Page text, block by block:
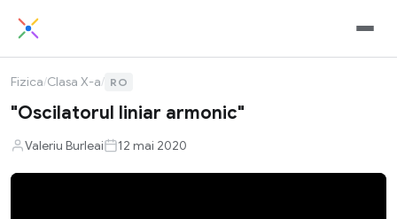
Fizica/Clasa X-a/ RO
"Oscilatorul liniar armonic"
Valeriu Burleai 12 mai 2020